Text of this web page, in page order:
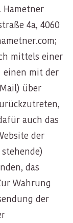
Hametner
4a, 4060
mittels einer
einen mit der
über
auch das
der
das
Wahrung
der